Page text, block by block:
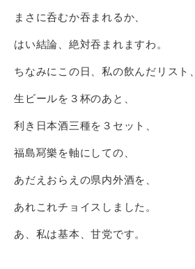
まさに呑むか吞まれるか、
はい結論、絶対吞まれますわ。
ちなみにこの日、私の飲んだリスト、
生ビールを３杯のあと、
利き日本酒三種を３セット、
福島冩樂を軸にしての、
あだえおらえの県内外酒を、
あれこれチョイスしました。
あ、私は基本、甘党です。